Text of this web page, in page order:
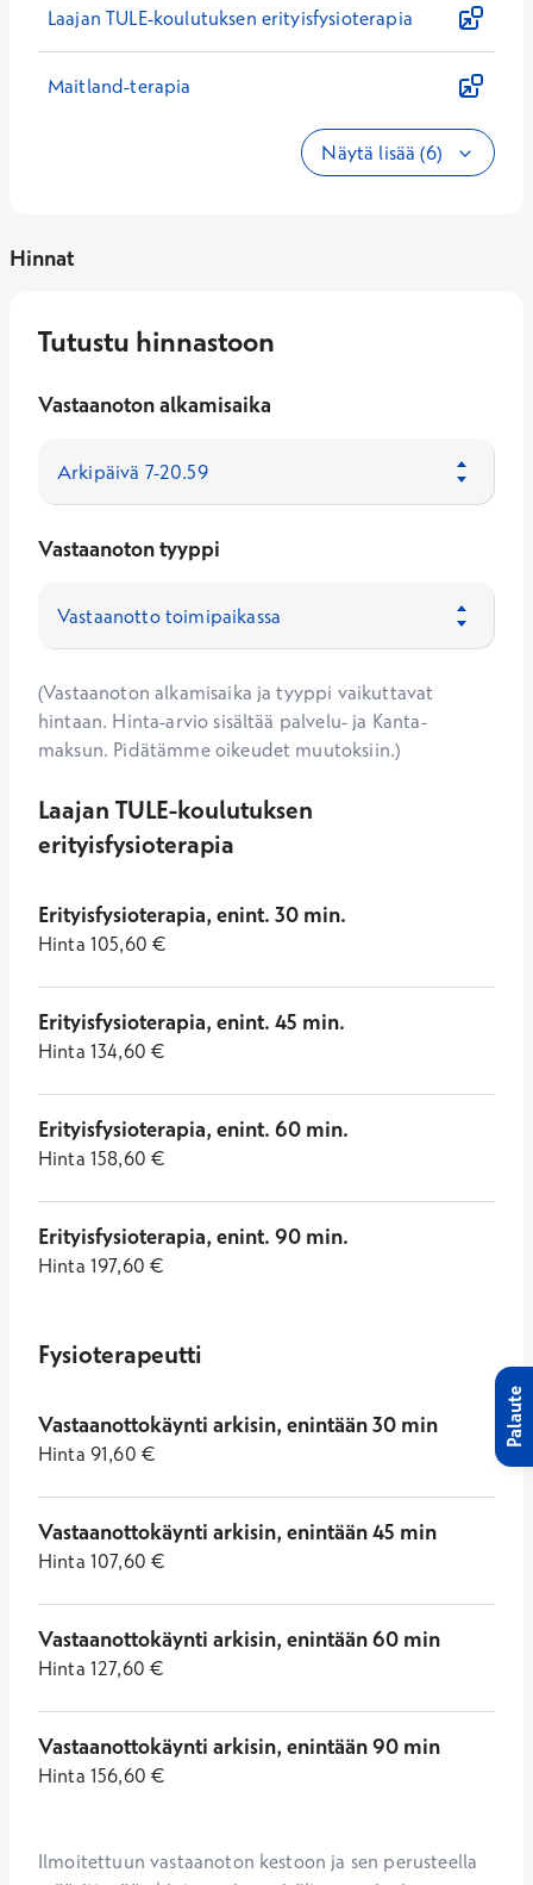
Laajan TULE-koulutuksen erityisfysioterapia
Maitland-terapia
Näytä lisää (6)
Hinnat
Tutustu hinnastoon
Vastaanoton alkamisaika
Vastaanoton tyyppi
(Vastaanoton alkamisaika ja tyyppi vaikuttavat
hintaan. Hinta-arvio sisältää palvelu- ja Kanta-
maksun. Pidätämme oikeudet muutoksiin.)
Laajan TULE-koulutuksen
erityisfysioterapia
Erityisfysioterapia, enint. 30 min.
Hinta 105,60 €
Erityisfysioterapia, enint. 45 min.
Hinta 134,60 €
Erityisfysioterapia, enint. 60 min.
Hinta 158,60 €
Erityisfysioterapia, enint. 90 min.
Hinta 197,60 €
Fysioterapeutti
Vastaanottokäynti arkisin, enintään 30 min
Hinta 91,60 €
Vastaanottokäynti arkisin, enintään 45 min
Hinta 107,60 €
Vastaanottokäynti arkisin, enintään 60 min
Hinta 127,60 €
Vastaanottokäynti arkisin, enintään 90 min
Hinta 156,60 €
Ilmoitettuun vastaanoton kestoon ja sen perusteella
Palaute